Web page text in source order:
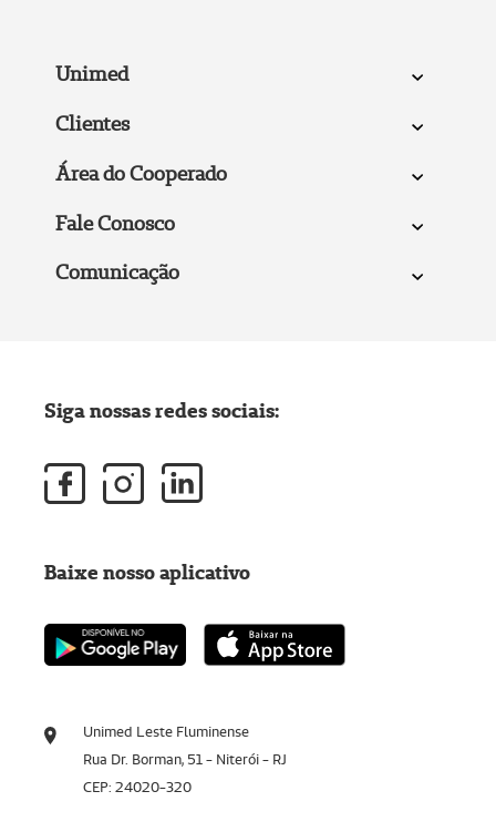
Unimed
Clientes
Área do Cooperado
Fale Conosco
Comunicação
Unimed Leste Fluminense
Rua Dr. Borman, 51 - Niterói - RJ
CEP: 24020-320
Siga nossas redes sociais:
Baixe nosso aplicativo